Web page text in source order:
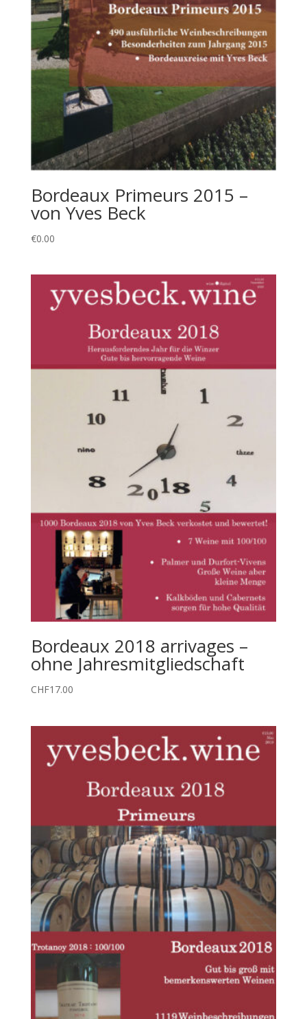
Bordeaux Primeurs 2015 –
von Yves Beck
€0.00
Bordeaux 2018 arrivages –
ohne Jahresmitgliedschaft
CHF17.00